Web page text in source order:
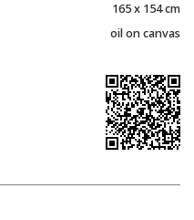
165 x 154 cm
oil on canvas